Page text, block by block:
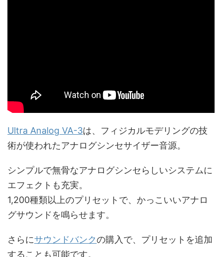
Ultra Analog VA-3は、フィジカルモデリングの技
術が使われたアナログシンセサイザー音源。
シンプルで無骨なアナログシンセらしいシステムに
エフェクトも充実。
1,200種類以上のプリセットで、かっこいいアナロ
グサウンドを鳴らせます。
さらにサウンドバンクの購入で、プリセットを追加
することも可能です。